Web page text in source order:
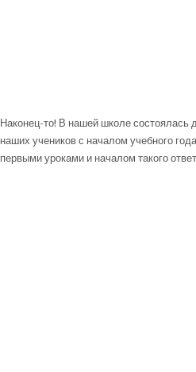
Наконец-то! В нашей школе состоялась
наших учеников с началом учебного
первыми уроками и началом такого